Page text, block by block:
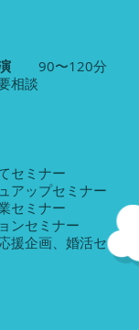
90〜120分
相談
セミナー
アップセミナー
セミナー
ンセミナー
援企画、婚活セ